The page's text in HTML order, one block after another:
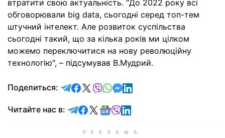
втратити свою актуальність. "До 2022 року всі
обговорювали big data, сьогодні серед топ-тем
штучний інтелект. Але розвиток суспільства
сьогодні такий, що за кілька років ми цілком
можемо переключитися на нову революційну
технологію", – підсумував В.Мудрий.
Поделиться: отправить в Telegram
поделиться в Facebook
поделиться в X
отправить в Viber
отправить в Whatsapp
отправить в Messenger
отправить в LinkedIn
Читайте нас в: Читайте в Telegram
Читайте в Facebook
Читайте в X
Читайте в Google news
Читайте в Viber
Читайте в LinkedIn